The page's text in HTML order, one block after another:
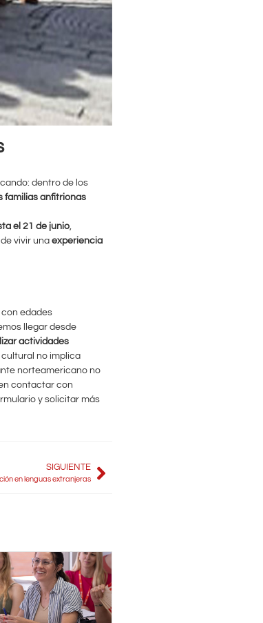
dentro de los
familias anfitrionas
el 21 de junio,
vivir una experiencia
con edades
llegar desde
actividades
cultural no implica
norteamericano no
contactar con
y solicitar más
SIGUIENTE
en lenguas extranjeras